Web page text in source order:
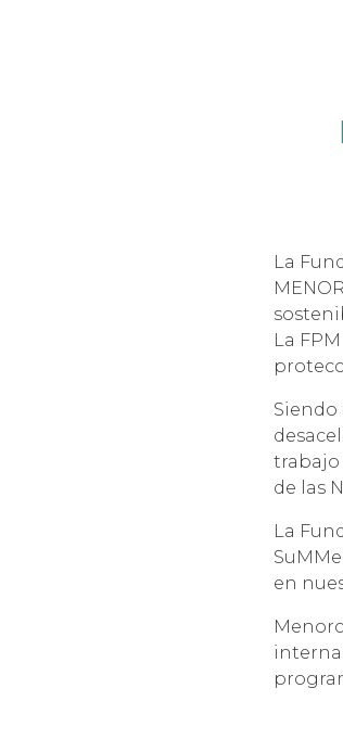
La
La
Siendo
trabajo
de las
La
en